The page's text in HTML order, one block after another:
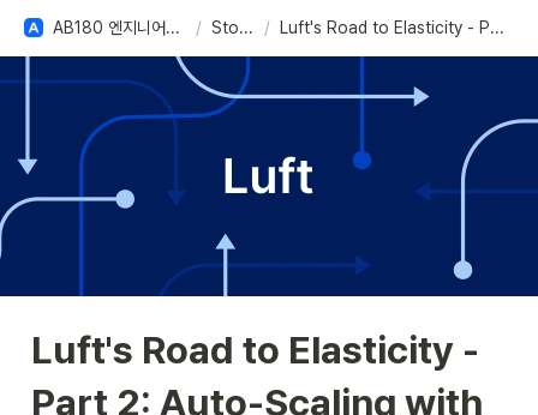
AB180 엔지니어링 베이스 / Stories / Luft's Road to Elasticity - Part 2: Auto-Scaling with Query History
Luft's Road to Elasticity -
Part 2: Auto-Scaling with